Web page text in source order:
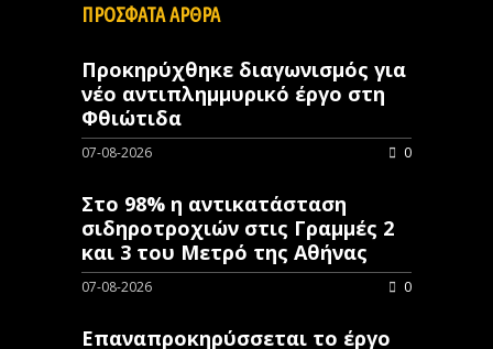
ΠΡΟΣΦΑΤΑ ΑΡΘΡΑ
Προκηρύχθηκε διαγωνισμός για
νέo αντιπλημμυρικό έργο στη
Φθιώτιδα
07-08-2026 0
Στο 98% η αντικατάσταση
σιδηροτροχιών στις Γραμμές 2
και 3 του Μετρό της Αθήνας
07-08-2026 0
Επαναπροκηρύσσεται το έργο